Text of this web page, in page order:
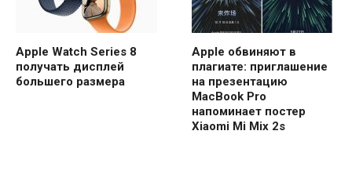
Apple Watch Series 8
получать дисплей
большего размера
Apple обвиняют в
плагиате: приглашение
на презентацию
MacBook Pro
напоминает постер
Xiaomi Mi Mix 2s